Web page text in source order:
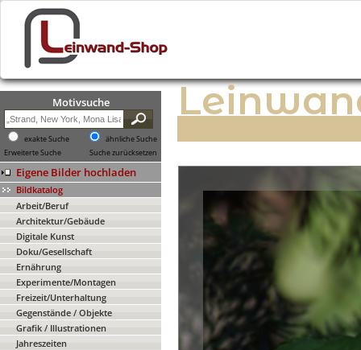
Motivsuche
exakte Suche
ähnliche Suche
Erweiterte Suche
Suche zurücksetzen
Eigene Bilder hochladen
Bildkatalog
Arbeit/Beruf
Architektur/Gebäude
Digitale Kunst
Doku/Gesellschaft
Ernährung
Experimente/Montagen
Freizeit/Unterhaltung
Gegenstände / Objekte
Grafik / Illustrationen
Jahreszeiten